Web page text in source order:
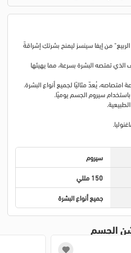
من إيفا سينسز ليمنح بشرتكِ إشراقةً
الذي تمتصه البشرة بسرعة، مما يهيئها
امتصاصه، يُعدّ مثاليًا لجميع أنواع البشرة.
سيروم الجسم يوميًا.
سيروم
150 مللي
جميع أنواع البشرة
الجسم